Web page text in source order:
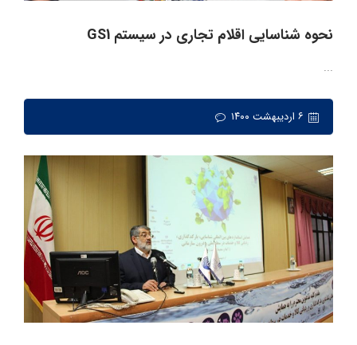
نحوه شناسایی اقلام تجاری در سیستم GS1
...